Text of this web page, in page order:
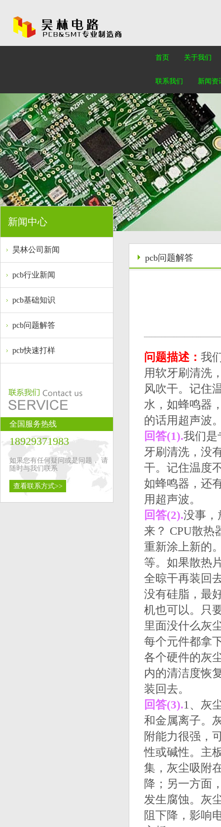
首页 关于我们
联系我们 新闻资
新闻中心
昊林公司新闻
pcb行业新闻
pcb基础知识
pcb问题解答
pcb快速打样
全国服务热线
18929371983
如果您有任何疑问或是问题， 请
随时与我们联系
查看联系方式>>
pcb问题解答
问题描述： 我
用软牙刷清洗
风吹干。记住
水，如蜂鸣器
的话用超声波
回答(1).我们是
牙刷清洗，没
干。记住温度
如蜂鸣器，还
用超声波。
回答(2).没事，
来？ CPU散热
重新涂上新的
等。如果散热
全晾干再装回
没有硅脂，最
机也可以。只
里面没什么灰
每个元件都拿
各个硬件的灰
内的清洁度恢
装回去。
回答(3).1、灰
和金属离子。
附能力很强，
性或碱性。主
集，灰尘吸附
降；另一方面
发生腐蚀。灰
阻下降，影响